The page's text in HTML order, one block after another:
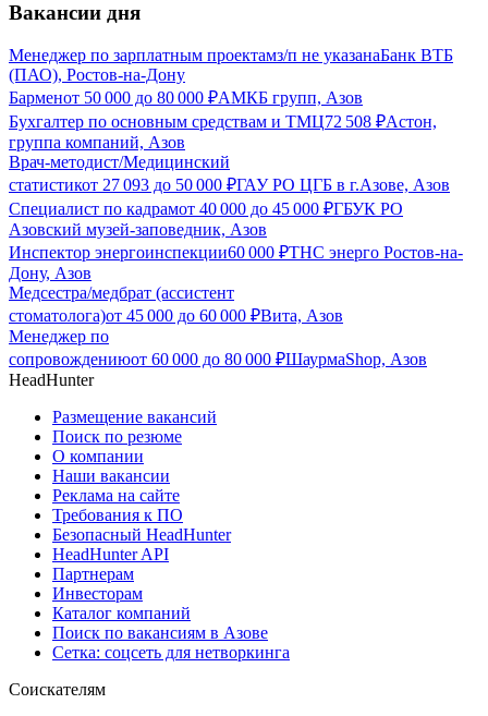
Вакансии дня
Менеджер по зарплатным проектамз/п не указанаБанк ВТБ
(ПАО), Ростов-на-Дону
Барменот 50 000 до 80 000 ₽АМКБ групп, Азов
Бухгалтер по основным средствам и ТМЦ72 508 ₽Астон,
группа компаний, Азов
Врач-методист/Медицинский
статистикот 27 093 до 50 000 ₽ГАУ РО ЦГБ в г.Азове, Азов
Специалист по кадрамот 40 000 до 45 000 ₽ГБУК РО
Азовский музей-заповедник, Азов
Инспектор энергоинспекции60 000 ₽ТНС энерго Ростов-на-
Дону, Азов
Медсестра/медбрат (ассистент
стоматолога)от 45 000 до 60 000 ₽Вита, Азов
Менеджер по
сопровождениюот 60 000 до 80 000 ₽ШаурмаShop, Азов
HeadHunter
Размещение вакансий
Поиск по резюме
О компании
Наши вакансии
Реклама на сайте
Требования к ПО
Безопасный HeadHunter
HeadHunter API
Партнерам
Инвесторам
Каталог компаний
Поиск по вакансиям в Азове
Сетка: соцсеть для нетворкинга
Соискателям